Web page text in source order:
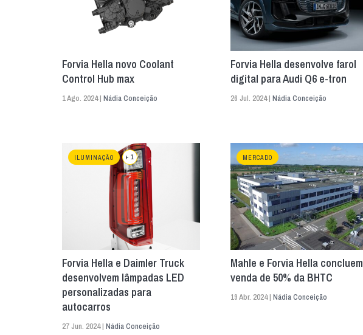
Forvia Hella novo Coolant
Control Hub max
1 Ago. 2024 | Nádia Conceição
Forvia Hella desenvolve farol
digital para Audi Q6 e-tron
26 Jul. 2024 | Nádia Conceição
ILUMINAÇÃO + 1
Forvia Hella e Daimler Truck
desenvolvem lâmpadas LED
personalizadas para
autocarros
27 Jun. 2024 | Nádia Conceição
MERCADO
Mahle e Forvia Hella concluem
venda de 50% da BHTC
19 Abr. 2024 | Nádia Conceição